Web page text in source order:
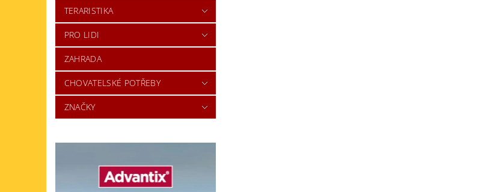
TERARISTIKA
PRO LIDI
ZAHRADA
CHOVATELSKÉ POTŘEBY
ZNAČKY